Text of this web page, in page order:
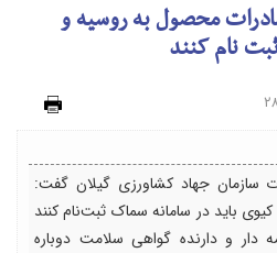
محصول به روسیه و
نام کنند
سازمان جهاد کشاورزی گیلان گفت:
باید در سامانه سماک ثبت‌نام کنند
دار و دارنده گواهی سلامت دوباره